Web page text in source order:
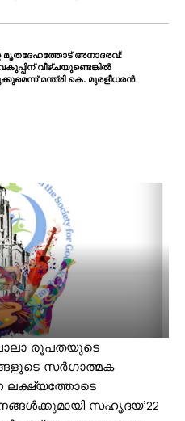
മൃതദേഹത്തോട് അനാദരവ്:
വീഴ്ചയുണ്ടെങ്കിൽ
മന്ത്രി കെ. മുരളീധരൻ
രൂപതയുടെ
സർഗാത്മക
ലക്ഷ്യത്തോടെ
സഹൃദയ’22